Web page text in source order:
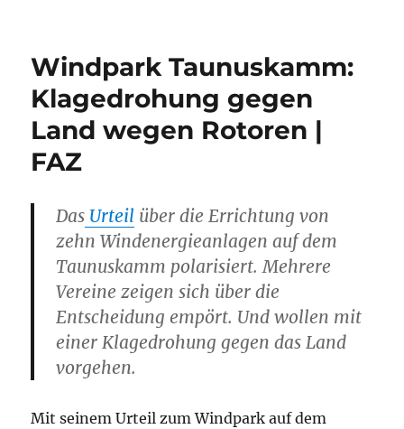
Windpark Taunuskamm:
Klagedrohung gegen
Land wegen Rotoren |
FAZ
Das Urteil über die Errichtung von
zehn Windenergieanlagen auf dem
Taunuskamm polarisiert. Mehrere
Vereine zeigen sich über die
Entscheidung empört. Und wollen mit
einer Klagedrohung gegen das Land
vorgehen.
Mit seinem Urteil zum Windpark auf dem